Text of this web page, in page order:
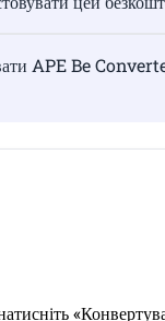
APE Be